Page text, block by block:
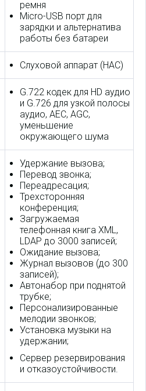
ремня
Micro-USB порт для
зарядки и альтернатива
работы без батареи
Слуховой аппарат (HAC)
G.722 кодек для HD аудио
и G.726 для узкой полосы
аудио, AEC, AGC,
уменьшение
окружающего шума
Удержание вызова;
Перевод звонка;
Переадресация;
Трехсторонняя
конференция;
Загружаемая
телефонная книга XML,
LDAP до 3000 записей;
Ожидание вызова;
Журнал вызовов (до 300
записей);
Автонабор при поднятой
трубке;
Персонализированные
мелодии звонков;
Установка музыки на
удержании;
Сервер резервирования
и отказоустойчивости.